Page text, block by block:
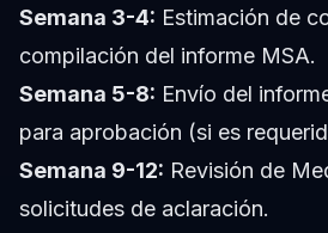
Semana 3-4: Estimación de
compilación del informe MSA.
Semana 5-8: Envío del
para aprobación (si es
Semana 9-12: Revisión de
solicitudes de aclaración.